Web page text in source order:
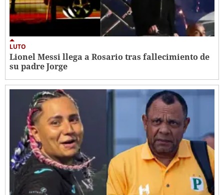
LUTO
Lionel Messi llega a Rosario tras fallecimiento de
su padre Jorge